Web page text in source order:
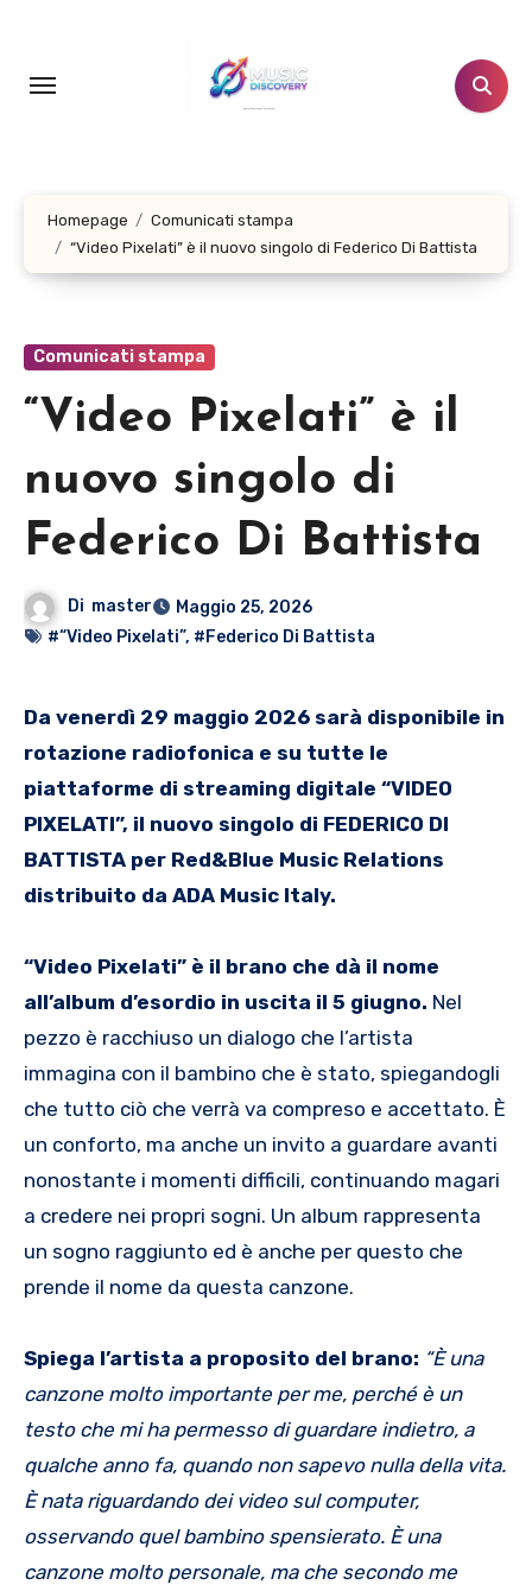
contenuto
Homepage
Comunicati stampa
“Video Pixelati” è il nuovo singolo di Federico Di Battista
Comunicati stampa
“Video Pixelati” è il
nuovo singolo di
Federico Di Battista
Di master
Maggio 25, 2026
#“Video Pixelati”, #Federico Di Battista
Da venerdì 29 maggio 2026 sarà disponibile in
rotazione radiofonica e su tutte le
piattaforme di streaming digitale “VIDEO
PIXELATI”, il nuovo singolo di FEDERICO DI
BATTISTA per Red&Blue Music Relations
distribuito da ADA Music Italy.
“Video Pixelati” è il brano che dà il nome
all’album d’esordio in uscita il 5 giugno. Nel
pezzo è racchiuso un dialogo che l’artista
immagina con il bambino che è stato, spiegandogli
che tutto ciò che verrà va compreso e accettato. È
un conforto, ma anche un invito a guardare avanti
nonostante i momenti difficili, continuando magari
a credere nei propri sogni. Un album rappresenta
un sogno raggiunto ed è anche per questo che
prende il nome da questa canzone.
Spiega l’artista a proposito del brano: “È una
canzone molto importante per me, perché è un
testo che mi ha permesso di guardare indietro, a
qualche anno fa, quando non sapevo nulla della vita.
È nata riguardando dei video sul computer,
osservando quel bambino spensierato. È una
canzone molto personale, ma che secondo me